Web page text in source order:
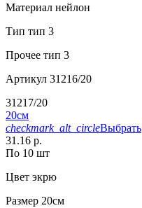
Материал нейлон
Тип тип 3
Прочее тип 3
Артикул 31216/20
31217/20
20см
checkmark_alt_circleВыбрать
31.16 р.
По 10 шт
Цвет экрю
Размер 20см